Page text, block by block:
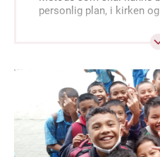
personlig plan, i kirken
for så å vurdere hvordan
Use your talents ble
misjonsselskap (NMS)
kirkene i Madagaskar.
Brukes av
og Asia.